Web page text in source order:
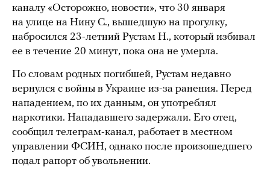
каналу «Осторожно, новости», что 30 января
на улице на Нину С., вышедшую на прогулку,
набросился 23-летний Рустам Н., который избивал
ее в течение 20 минут, пока она не умерла.
По словам родных погибшей, Рустам недавно
вернулся с войны в Украине из-за ранения. Перед
нападением, по их данным, он употреблял
наркотики. Нападавшего задержали. Его отец,
сообщил телеграм-канал, работает в местном
управлении ФСИН, однако после произошедшего
подал рапорт об увольнении.